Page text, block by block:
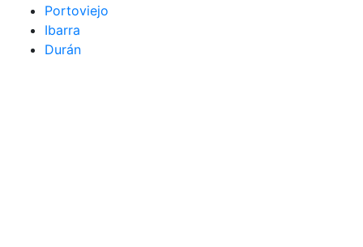
Portoviejo
Ibarra
Durán